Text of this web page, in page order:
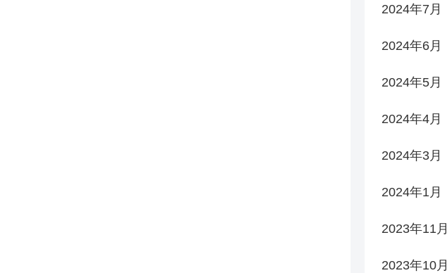
2024年7月
2024年6月
2024年5月
2024年4月
2024年3月
2024年1月
2023年11月
2023年10月